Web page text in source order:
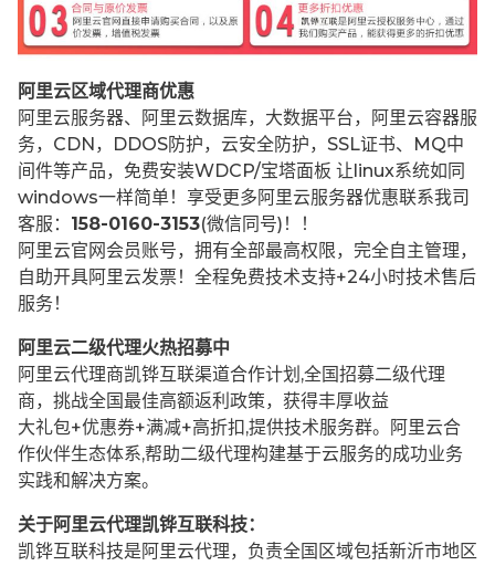
阿里云区域代理商优惠
阿里云服务器、阿里云数据库，大数据平台，阿里云容器服
务，CDN，DDOS防护，云安全防护，SSL证书、MQ中
间件等产品，免费安装WDCP/宝塔面板 让 linux系统如同
windows一样简单！享受更多阿里云服务器优惠联系我司
客服： 158-0160-3153(微信同号)！！
阿里云官网会员账号，拥有全部最高权限，完全自主管理，
自助开具阿里云发票！全程免费技术支持+24小时技术售后
服务！
阿里云二级代理火热招募中
阿里云代理商凯铧互联渠道合作计划,全国招募二级代理
商，挑战全国最佳高额返利政策，获得丰厚收益
大礼包+优惠券+满减+高折扣,提供技术服务群。阿里云合
作伙伴生态体系,帮助二级代理构建基于云服务的成功业务
实践和解决方案。
关于阿里云代理凯铧互联科技：
凯铧互联科技是阿里云代理，负责全国区域包括新沂市地区